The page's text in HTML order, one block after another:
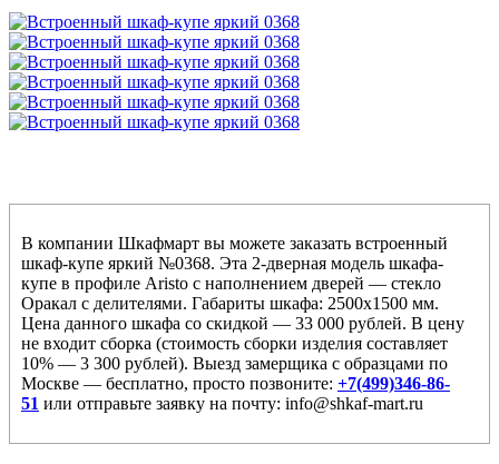
В компании Шкафмарт вы можете заказать встроенный
шкаф-купе яркий №0368. Эта 2-дверная модель шкафа-
купе в профиле Aristo с наполнением дверей — стекло
Оракал с делителями. Габариты шкафа: 2500х1500 мм.
Цена данного шкафа со скидкой — 33 000 рублей. В цену
не входит сборка (стоимость сборки изделия составляет
10% — 3 300 рублей). Выезд замерщика с образцами по
Москве — бесплатно, просто позвоните: +7(499)346-86-
51 или отправьте заявку на почту: info@shkaf-mart.ru